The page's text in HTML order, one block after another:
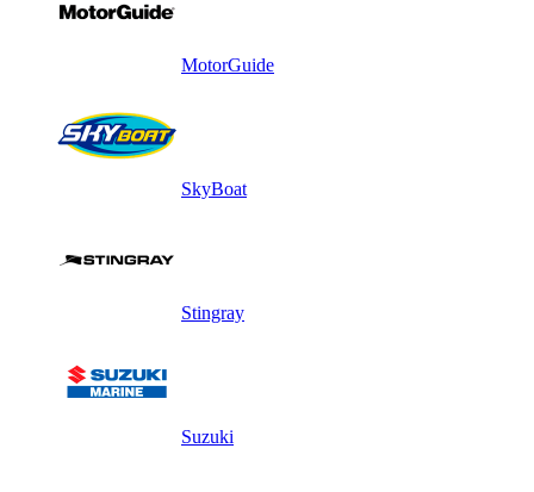
MotorGuide
SkyBoat
Stingray
Suzuki